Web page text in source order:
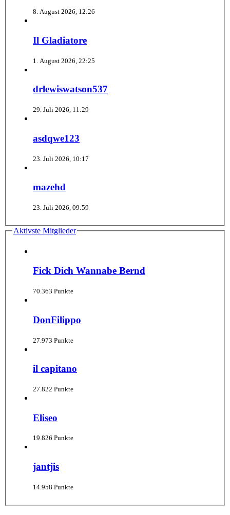
8. August 2026, 12:26
Il Gladiatore
1. August 2026, 22:25
drlewiswatson537
29. Juli 2026, 11:29
asdqwe123
23. Juli 2026, 10:17
mazehd
23. Juli 2026, 09:59
Aktivste Mitglieder
Fick Dich Wannabe Bernd
70.363 Punkte
DonFilippo
27.973 Punkte
il capitano
27.822 Punkte
Eliseo
19.826 Punkte
jantjis
14.958 Punkte